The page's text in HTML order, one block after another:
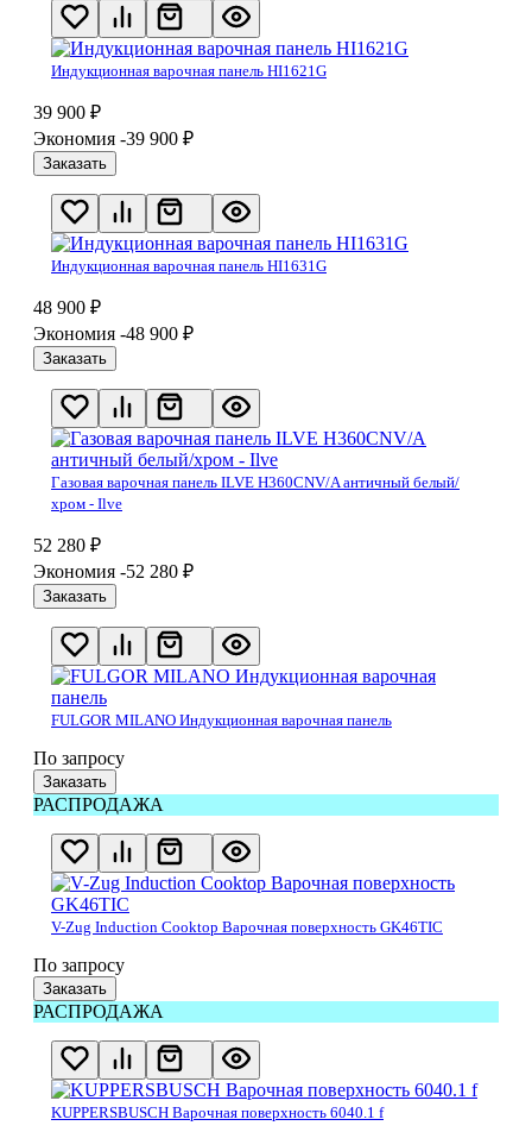
Индукционная варочная панель HI1621G
39 900 ₽
Экономия -39 900 ₽
Заказать
Индукционная варочная панель HI1631G
48 900 ₽
Экономия -48 900 ₽
Заказать
Газовая варочная панель ILVE H360CNV/A античный белый/
хром - Ilve
52 280 ₽
Экономия -52 280 ₽
Заказать
FULGOR MILANO Индукционная варочная панель
По запросу
Заказать
РАСПРОДАЖА
V-Zug Induction Cooktop Варочная поверхность GK46TIC
По запросу
Заказать
РАСПРОДАЖА
KUPPERSBUSCH Варочная поверхность 6040.1 f